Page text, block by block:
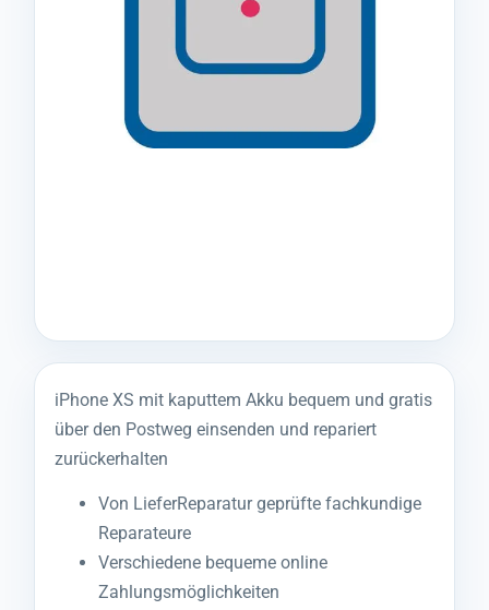
iPhone XS mit kaputtem Akku bequem und gratis
über den Postweg einsenden und repariert
zurückerhalten
Von LieferReparatur geprüfte fachkundige
Reparateure
Verschiedene bequeme online
Zahlungsmöglichkeiten